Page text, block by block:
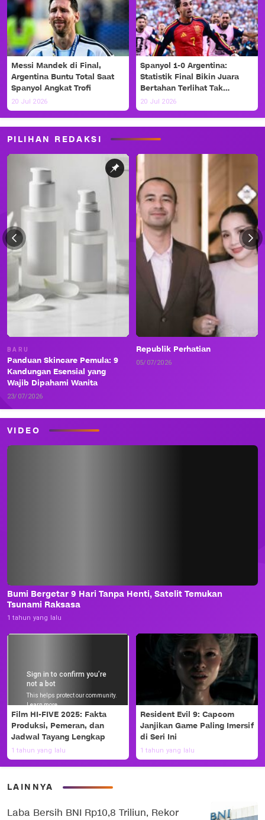
Messi Mandek di Final,
Argentina Buntu Total Saat
Spanyol Angkat Trofi
20 Jul 2026
Spanyol 1-0 Argentina:
Statistik Final Bikin Juara
Bertahan Terlihat Tak
Berdaya
20 Jul 2026
PILIHAN REDAKSI
BARU
Panduan Skincare Pemula: 9
Kandungan Esensial yang
Wajib Dipahami Wanita
23/07/2026
Republik Perhatian
05/07/2026
VIDEO
Bumi Bergetar 9 Hari Tanpa Henti, Satelit Temukan
Tsunami Raksasa
1 tahun yang lalu
Film HI-FIVE 2025: Fakta
Produksi, Pemeran, dan
Jadwal Tayang Lengkap
1 tahun yang lalu
Resident Evil 9: Capcom
Janjikan Game Paling Imersif
di Seri Ini
1 tahun yang lalu
LAINNYA
Laba Bersih BNI Rp10,8 Triliun, Rekor